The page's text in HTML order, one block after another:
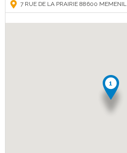
7 RUE DE LA PRAIRIE 88600 MEMENIL